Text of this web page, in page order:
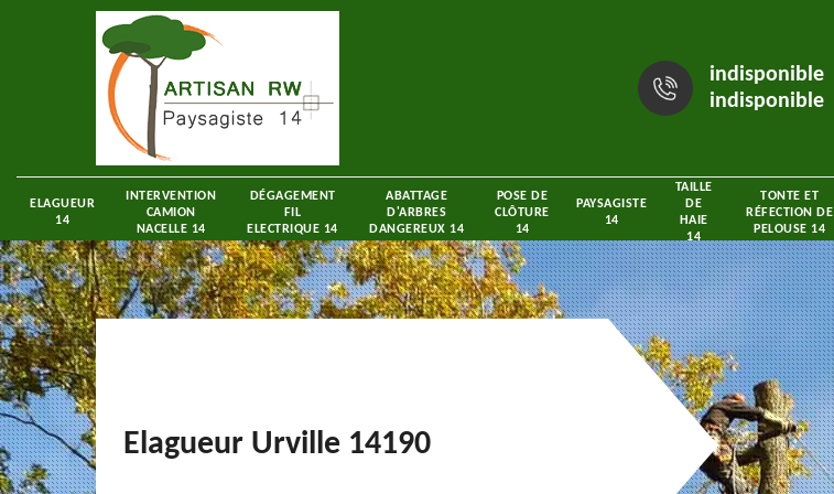
indisponible
indisponible
ELAGUEUR
14
INTERVENTION
CAMION
NACELLE 14
DÉGAGEMENT
FIL
ELECTRIQUE 14
ABATTAGE
D'ARBRES
DANGEREUX 14
POSE DE
CLÔTURE
14
PAYSAGISTE
14
TAILLE
DE
HAIE
14
TONTE ET
RÉFECTION DE
PELOUSE 14
Elagueur Urville 14190